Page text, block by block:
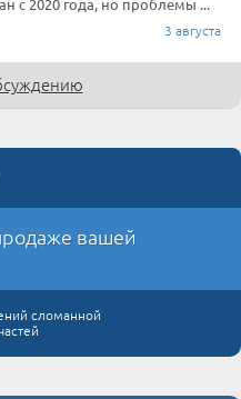
с 2020 года, но проблемы ...
3 августа
вашей
сломанной